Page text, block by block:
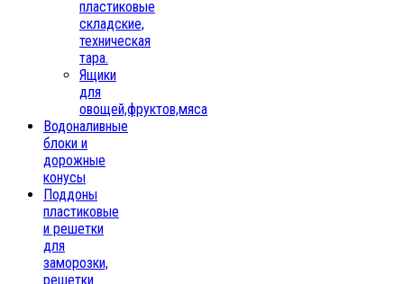
пластиковые
складские,
техническая
тара.
Ящики
для
овощей,фруктов,мяса
Водоналивные
блоки и
дорожные
конусы
Поддоны
пластиковые
и решетки
для
заморозки,
решетки